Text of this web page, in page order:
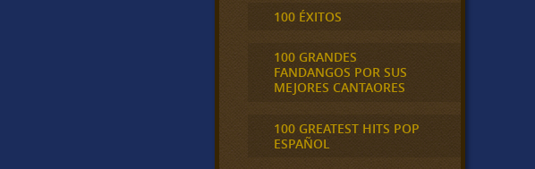
100 ÉXITOS
100 GRANDES
FANDANGOS POR SUS
MEJORES CANTAORES
100 GREATEST HITS POP
ESPAÑOL